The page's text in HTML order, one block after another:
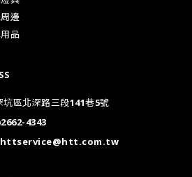
邊
品
坑區北深路三段141巷5號
4343
httservice@htt.com.tw